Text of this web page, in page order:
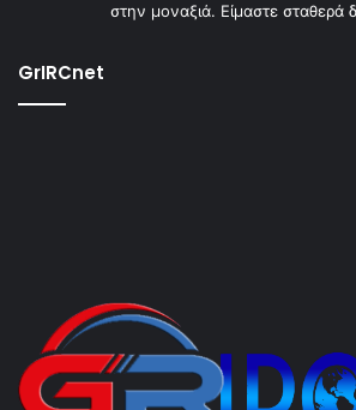
στην μοναξιά. Είμαστε σταθερά
GrIRCnet